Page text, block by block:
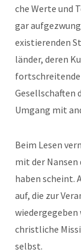
che Werte und
gar
existieren­den
län­der, deren
Gesellschaften
Umgang mit
Beim Lesen
mit der
haben scheint.
auf, die zur
christliche
selb­st.